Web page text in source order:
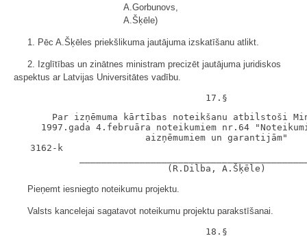
A.Gorbunovs,
A.Šķēle)
1. Pēc A.Šķēles priekšlikuma jautājuma izskatīšanu atlikt.
2. Izglītības un zinātnes ministram precizēt jautājuma juridiskos
aspektus ar Latvijas Universitātes vadību.
Par izņēmuma kārtības noteikšanu atbilstoši
1997.gada 4.februāra noteikumiem nr.64
aizņēmumiem un garantijām"
3162-k
Pieņemt iesniegto noteikumu projektu.
Valsts kancelejai sagatavot noteikumu projektu parakstīšanai.